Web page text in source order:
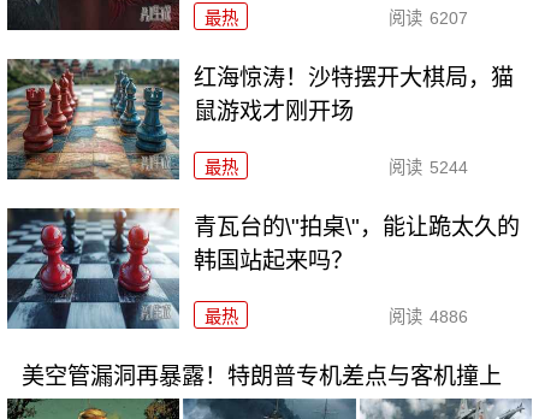
最热 阅读 6207
红海惊涛！沙特摆开大棋局，猫
鼠游戏才刚开场
最热 阅读 5244
青瓦台的\"拍桌\"，能让跪太久的
韩国站起来吗？
最热 阅读 4886
美空管漏洞再暴露！特朗普专机差点与客机撞上